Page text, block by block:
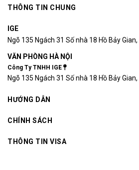
THÔNG TIN CHUNG
IGE
Ngõ 135 Ngách 31 Số nhà 18 Hồ Bảy
VĂN PHÒNG HÀ NỘI
Công Ty TNHH IGE
Ngõ 135 Ngách 31 Số nhà 18 Hồ Bảy
HƯỚNG DẪN
CHÍNH SÁCH
THÔNG TIN VISA